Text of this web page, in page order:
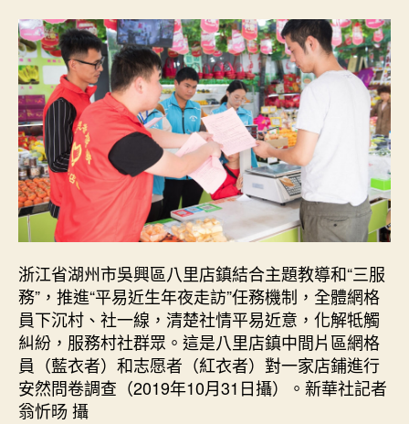
浙江省湖州市吳興區八里店鎮結合主題教導和“三服
務”，推進“平易近生年夜走訪”任務機制，全體網格
員下沉村、社一線，清楚社情平易近意，化解牴觸
糾紛，服務村社群眾。這是八里店鎮中間片區網格
員（藍衣者）和志愿者（紅衣者）對一家店鋪進行
安然問卷調查（2019年10月31日攝）。新華社記者
翁忻旸 攝